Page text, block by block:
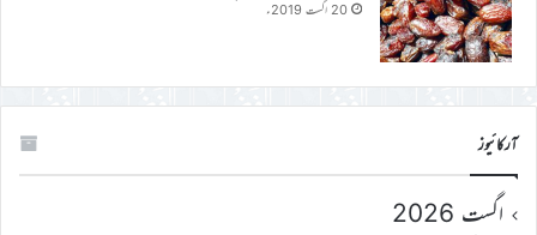
20 اگست 2019ء
آرکائیوز
اگست 2026